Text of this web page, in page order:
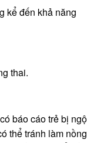
kể đến khả năng
thai.
báo cáo trẻ bị ngộ
thể tránh làm nồng